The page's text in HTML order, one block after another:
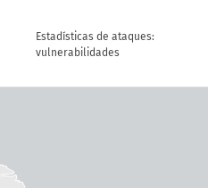
Estadísticas de ataques:
vulnerabilidades